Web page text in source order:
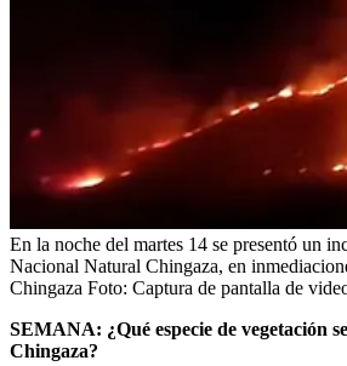
En la noche del martes 14 se presentó un
Nacional Natural Chingaza, en
Chingaza Foto: Captura de pantalla de
SEMANA: ¿Qué especie de vegetación
Chingaza?